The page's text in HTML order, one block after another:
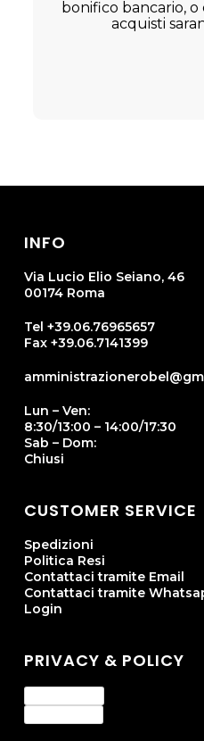
bonifico bancario,
acquisti
INFO
Via Lucio Elio Seiano, 46
00174 Roma
Tel +39.06.76965657
Fax +39.06.7141399
Lun – Ven:
8:30/13:00 – 14:00/17:30
Sab – Dom:
Chiusi
CUSTOMER SERVICE
Spedizioni
Politica Resi
Contattaci tramite Email
Contattaci tramite
Login
PRIVACY & POLICY